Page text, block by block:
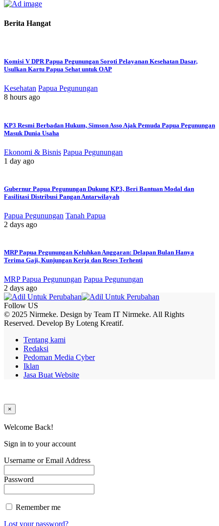
Berita Hangat
Komisi V DPR Papua Pegunungan Soroti Pelayanan Kesehatan Dasar,
Usulkan Kartu Papua Sehat untuk OAP
Kesehatan Papua Pegunungan
8 hours ago
KP3 Resmi Berbadan Hukum, Simson Asso Ajak Pemuda Papua Pegunungan
Masuk Dunia Usaha
Ekonomi & Bisnis Papua Pegunungan
1 day ago
Gubernur Papua Pegunungan Dukung KP3, Beri Bantuan Modal dan
Fasilitasi Distribusi Pangan Antarwilayah
Papua Pegunungan Tanah Papua
2 days ago
MRP Papua Pegunungan Keluhkan Anggaran: Delapan Bulan Hanya
Terima Gaji, Kunjungan Kerja dan Reses Terhenti
MRP Papua Pegunungan Papua Pegunungan
2 days ago
Follow US
© 2025 Nirmeke. Design by Team IT Nirmeke. All Rights
Reserved. Develop By Loteng Kreatif.
Tentang kami
Redaksi
Pedoman Media Cyber
Iklan
Jasa Buat Website
×
Welcome Back!
Sign in to your account
Username or Email Address
Password
Remember me
Lost your password?